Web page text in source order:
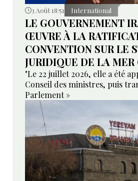
3 Août 18:51 International
LE GOUVERNEMENT
ŒUVRE À LA
CONVENTION SUR LE
JURIDIQUE DE LA MER
"Le 22 juillet 2026, elle a été
Conseil des ministres, puis
Parlement »